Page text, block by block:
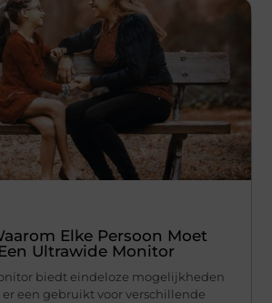
Elke Persoon Moet
Ultrawide Monitor
biedt eindeloze mogelijkheden
een gebruikt voor verschillende